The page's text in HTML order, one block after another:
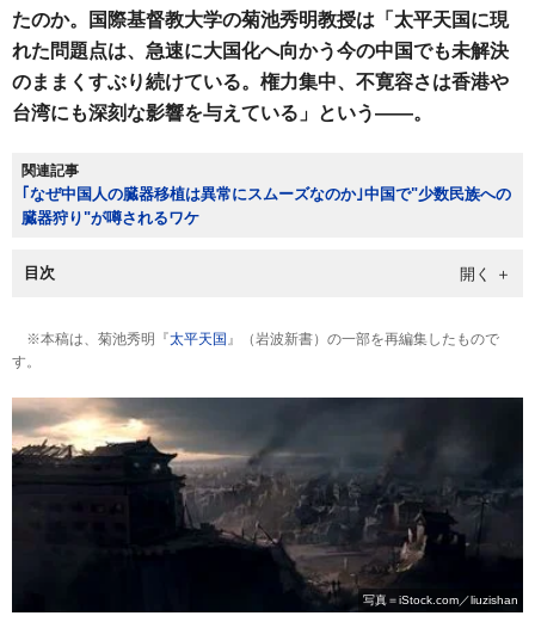
たのか。国際基督教大学の菊池秀明教授は「太平天国に現
れた問題点は、急速に大国化へ向かう今の中国でも未解決
のままくすぶり続けている。権力集中、不寛容さは香港や
台湾にも深刻な影響を与えている」という――。
関連記事
｢なぜ中国人の臓器移植は異常にスムーズなのか｣中国で"少数民族への
臓器狩り"が噂されるワケ
目次
※本稿は、菊池秀明『太平天国 』（岩波新書）の一部を再編集したもので
す。
写真＝iStock.com／liuzishan